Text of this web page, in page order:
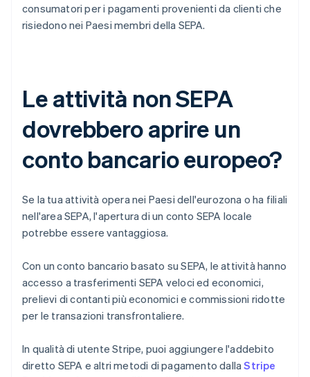
consumatori per i pagamenti provenienti da clienti che
risiedono nei Paesi membri della SEPA.
Le attività non SEPA
dovrebbero aprire un
conto bancario europeo?
Se la tua attività opera nei Paesi dell'eurozona o ha filiali
nell'area SEPA, l'apertura di un conto SEPA locale
potrebbe essere vantaggiosa.
Con un conto bancario basato su SEPA, le attività hanno
accesso a trasferimenti SEPA veloci ed economici,
prelievi di contanti più economici e commissioni ridotte
per le transazioni transfrontaliere.
In qualità di utente Stripe, puoi aggiungere l'addebito
diretto SEPA e altri metodi di pagamento dallaStripe